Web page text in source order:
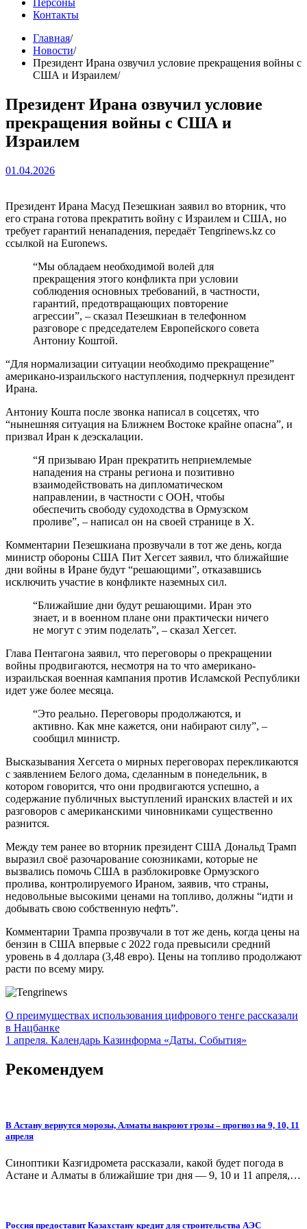
Персоны
Контакты
Главная
Новости
Президент Ирана озвучил условие прекращения войны с
США и Израилем
Президент Ирана озвучил условие
прекращения войны с США и
Израилем
01.04.2026
Президент Ирана Масуд Пезешкиан заявил во вторник, что
его страна готова прекратить войну с Израилем и США, но
требует гарантий ненападения, передаёт Tengrinews.kz со
ссылкой на Euronews.
“Мы обладаем необходимой волей для
прекращения этого конфликта при условии
соблюдения основных требований, в частности,
гарантий, предотвращающих повторение
агрессии”, – сказал Пезешкиан в телефонном
разговоре с председателем Европейского совета
Антониу Коштой.
“Для нормализации ситуации необходимо прекращение”
американо-израильского наступления, подчеркнул президент
Ирана.
Антониу Кошта после звонка написал в соцсетях, что
“нынешняя ситуация на Ближнем Востоке крайне опасна”, и
призвал Иран к деэскалации.
“Я призываю Иран прекратить неприемлемые
нападения на страны региона и позитивно
взаимодействовать на дипломатическом
направлении, в частности с ООН, чтобы
обеспечить свободу судоходства в Ормузском
проливе”, – написал он на своей странице в X.
Комментарии Пезешкиана прозвучали в тот же день, когда
министр обороны США Пит Хегсет заявил, что ближайшие
дни войны в Иране будут “решающими”, отказавшись
исключить участие в конфликте наземных сил.
“Ближайшие дни будут решающими. Иран это
знает, и в военном плане они практически ничего
не могут с этим поделать”, – сказал Хегсет.
Глава Пентагона заявил, что переговоры о прекращении
войны продвигаются, несмотря на то что американо-
израильская военная кампания против Исламской Республики
идет уже более месяца.
“Это реально. Переговоры продолжаются, и
активно. Как мне кажется, они набирают силу”, –
сообщил министр.
Высказывания Хегсета о мирных переговорах перекликаются
с заявлением Белого дома, сделанным в понедельник, в
котором говорится, что они продвигаются успешно, а
содержание публичных выступлений иранских властей и их
разговоров с американскими чиновниками существенно
разнится.
Между тем ранее во вторник президент США Дональд Трамп
выразил своё разочарование союзниками, которые не
вызвались помочь США в разблокировке Ормузского
пролива, контролируемого Ираном, заявив, что страны,
недовольные высокими ценами на топливо, должны “идти и
добывать свою собственную нефть”.
Комментарии Трампа прозвучали в тот же день, когда цены на
бензин в США впервые с 2022 года превысили средний
уровень в 4 доллара (3,48 евро). Цены на топливо продолжают
расти по всему миру.
Навигация
по
О преимуществах использования цифрового тенге рассказали
в Нацбанке
1 апреля. Календарь Казинформа «Даты. События»
Рекомендуем
В Астану вернутся морозы, Алматы накроют грозы – прогноз на 9, 10, 11
апреля
Синоптики Казгидромета рассказали, какой будет погода в
Астане и Алматы в ближайшие три дня — 9, 10 и 11 апреля,…
Россия предоставит Казахстану кредит для строительства АЭС